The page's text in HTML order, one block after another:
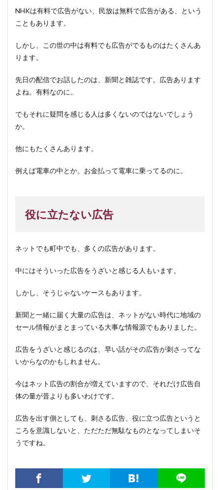
NHKは有料で広告がない、民放は無料で広告がある、という
こともあります。
しかし、この世の中は有料でも広告がでるものはたくさんあ
ります。
先日の配信でお話したのは、新聞と雑誌です。広告あります
よね。有料なのに。
でもそれに疑問を感じる人は多くないのではないでしょう
か。
他にもたくさんあります。
例えば電車の中とか。お金払って電車に乗ってるのに。
役に立たない広告
ネットでも町中でも、多くの広告があります。
中にはそういった広告をうざいと感じる人もいます。
しかし、そうじゃないケースもあります。
新聞と一緒に届く大量の広告は、ネットがない時代に地域の
セール情報がまとまっている大事な情報源でもありました。
広告をうざいと感じるのは、早い話がその広告が刺さってな
いからなのかもしれません。
今はネット広告の割合が増えていますので、それだけ広告自
体の量が昔よりも多いわけです。
広告を出す側としても、刺さる広告、役に立つ広告というと
ころを意識しないと、ただただ無駄なものとなってしまいそ
うですね。